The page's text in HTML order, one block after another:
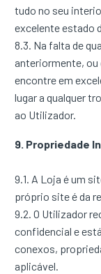
tudo no seu
excelente estado
8.3. Na falta de
anteriormente,
encontre em
lugar a qualquer
ao Utilizador.
9. Propriedade
9.1. A Loja é um
próprio site é da
9.2. O Utilizador
confidencial e
conexos,
aplicável.